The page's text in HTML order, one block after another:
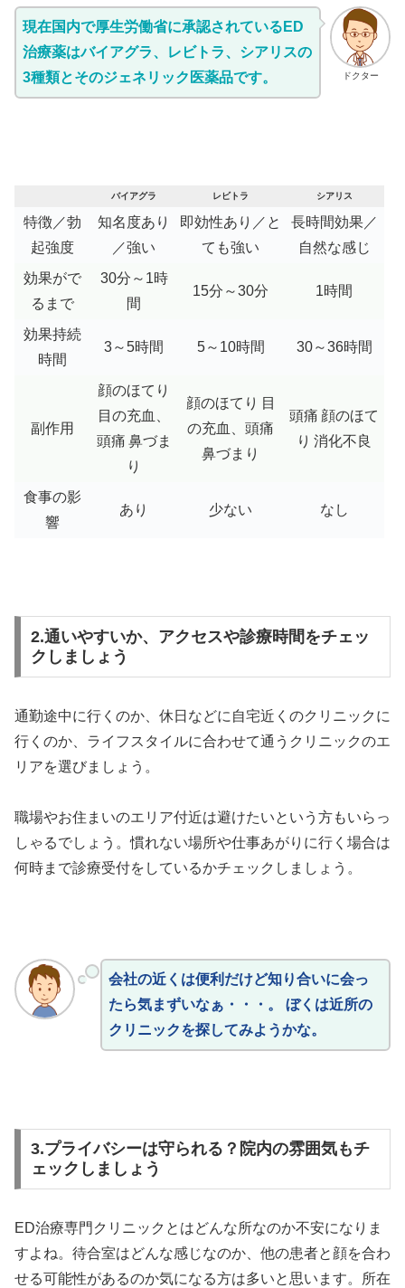
ドクター
現在国内で厚生労働省に承認されているED
治療薬はバイアグラ、レビトラ、シアリスの
3種類とそのジェネリック医薬品です。
バイアグラ レビトラ シアリス
特徴／勃
起強度
知名度あり
／強い
即効性あり／と
ても強い
長時間効果／
自然な感じ
効果がで
るまで
30分～1時
間
15分～30分 1時間
効果持続
時間
3～5時間 5～10時間 30～36時間
副作用
顔のほてり
目の充血、
頭痛 鼻づま
り
顔のほてり 目
の充血、頭痛
鼻づまり
頭痛 顔のほて
り 消化不良
食事の影
響
あり 少ない なし
2.通いやすいか、アクセスや診療時間をチェッ
クしましょう
通勤途中に行くのか、休日などに自宅近くのクリニックに
行くのか、ライフスタイルに合わせて通うクリニックのエ
リアを選びましょう。
職場やお住まいのエリア付近は避けたいという方もいらっ
しゃるでしょう。慣れない場所や仕事あがりに行く場合は
何時まで診療受付をしているかチェックしましょう。
会社の近くは便利だけど知り合いに会っ
たら気まずいなぁ・・・。 ぼくは近所の
クリニックを探してみようかな。
3.プライバシーは守られる？院内の雰囲気もチ
ェックしましょう
ED治療専門クリニックとはどんな所なのか不安になりま
すよね。待合室はどんな感じなのか、他の患者と顔を合わ
せる可能性があるのか気になる方は多いと思います。所在